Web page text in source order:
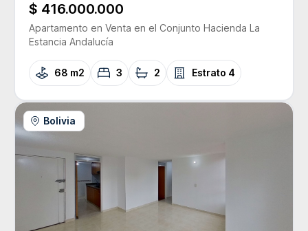
$ 416.000.000
Apartamento en Venta en el Conjunto Hacienda La
Estancia Andalucía
68 m2 3 2 Estrato 4
Bolivia